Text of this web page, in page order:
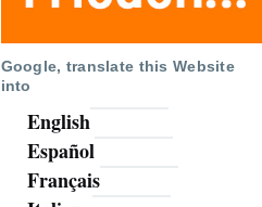
Google, translate this Website
into
English
Español
Français